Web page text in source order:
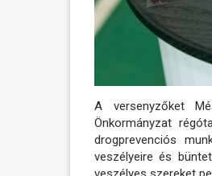
A versenyzőket
Önkormányzat
drogprevenciós
veszélyeire és